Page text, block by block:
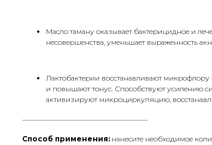
Масло таману оказывает бактерицидное и
несовершенства, уменьшает выраженность
Лактобактерии восстанавливают
и повышают тонус. Способствуют усилению
активизируют микроциркуляцию,
Способ применения: нанесите необходимое